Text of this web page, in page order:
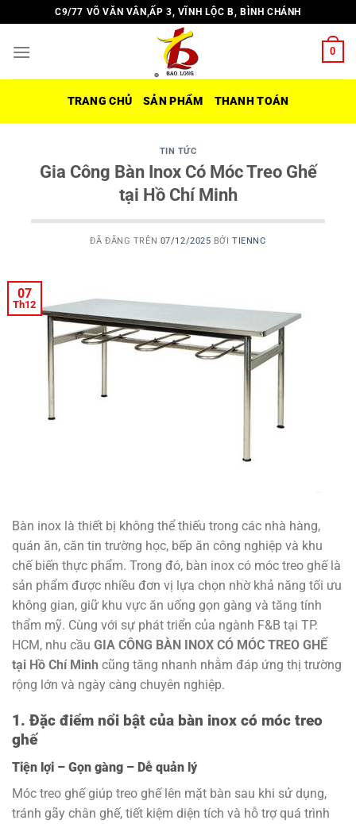
đến
nội
C9/77 VÕ VĂN VÂN,ẤP 3, VĨNH LỘC B, BÌNH CHÁNH
0
TRANG CHỦ SẢN PHẨM THANH TOÁN
TIN TỨC
Gia Công Bàn Inox Có Móc Treo Ghế
tại Hồ Chí Minh
ĐÃ ĐĂNG TRÊN 07/12/2025 BỞITIENNC
07
Th12
Bàn inox là thiết bị không thể thiếu trong các nhà hàng,
quán ăn, căn tin trường học, bếp ăn công nghiệp và khu
chế biến thực phẩm. Trong đó, bàn inox có móc treo ghế là
sản phẩm được nhiều đơn vị lựa chọn nhờ khả năng tối ưu
không gian, giữ khu vực ăn uống gọn gàng và tăng tính
thẩm mỹ. Cùng với sự phát triển của ngành F&B tại TP.
HCM, nhu cầu GIA CÔNG BÀN INOX CÓ MÓC TREO GHẾ
tại Hồ Chí Minh cũng tăng nhanh nhằm đáp ứng thị trường
rộng lớn và ngày càng chuyên nghiệp.
1. Đặc điểm nổi bật của bàn inox có móc treo
ghế
Tiện lợi – Gọn gàng – Dễ quản lý
Móc treo ghế giúp treo ghế lên mặt bàn sau khi sử dụng,
tránh gãy chân ghế, tiết kiệm diện tích và hỗ trợ quá trình